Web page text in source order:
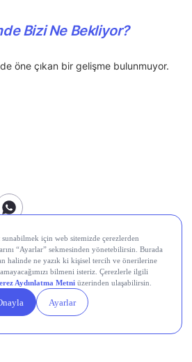
Bizi Ne Bekliyor?
öne çıkan bir gelişme bulunmuyor.